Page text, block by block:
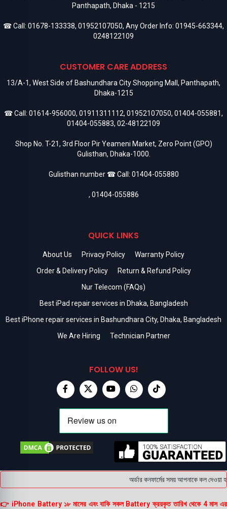
Panthapath, Dhaka - 1215
☎ Call: 01678-133338, 01952107050, Any Order Info: 01945-663344,
0248122109
CUSTOMER CARE ADDRESS
13/A-1, West Side of Bashundhara City Shopping Mall, Panthapath,
Dhaka-1215
☎ Call: 01614-956000, 01911311112, 01952107050, 01404-055881,
01404-055883, 02-48122109
Shop No. T-21, 3rd Floor Pir Yeameni Market, Zero Point (GPO)
Gulisthan, Dhaka-1000.
Gulisthan number ☎ Call: 01404-055880
, 01404-055886
QUICK LINKS
About Us Privacy Policy
Warranty Policy
Order & Delivery Policy
Return & Refund Policy
Nur Telecom (FAQs)
Best iPad repair services in Dhaka, Bangladesh
Best iPhone repair services in Bashundhara City, Dhaka, Bangladesh
We Are Hiring
Technician Partner
FOLLOW US!
অর্ডার কনফার্মের সময় আপনাকে কল
👉 iPhone Battery ১৮ মাসের এবং বাকি সকল Battery ক্রয়কৃত তারিখ থেকে 4 মাস এর